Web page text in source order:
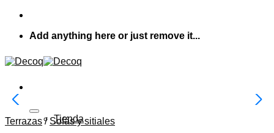
Skip
contentAdd anything here or just remove it...
Tienda
Terrazas / Sofás y sitiales